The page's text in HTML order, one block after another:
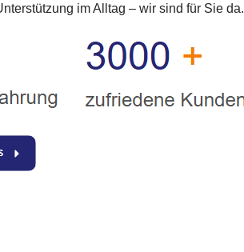
im Alltag – wir sind für Sie da.